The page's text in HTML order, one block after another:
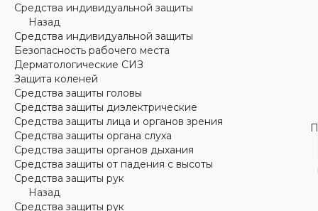
Средства индивидуальной защиты
Назад
Средства индивидуальной защиты
Безопасность рабочего места
Дерматологические СИЗ
Защита коленей
Средства защиты головы
Средства защиты диэлектрические
Средства защиты лица и органов зрения
Средства защиты органа слуха
Средства защиты органов дыхания
Средства защиты от падения с высоты
Средства защиты рук
Назад
Средства защиты рук